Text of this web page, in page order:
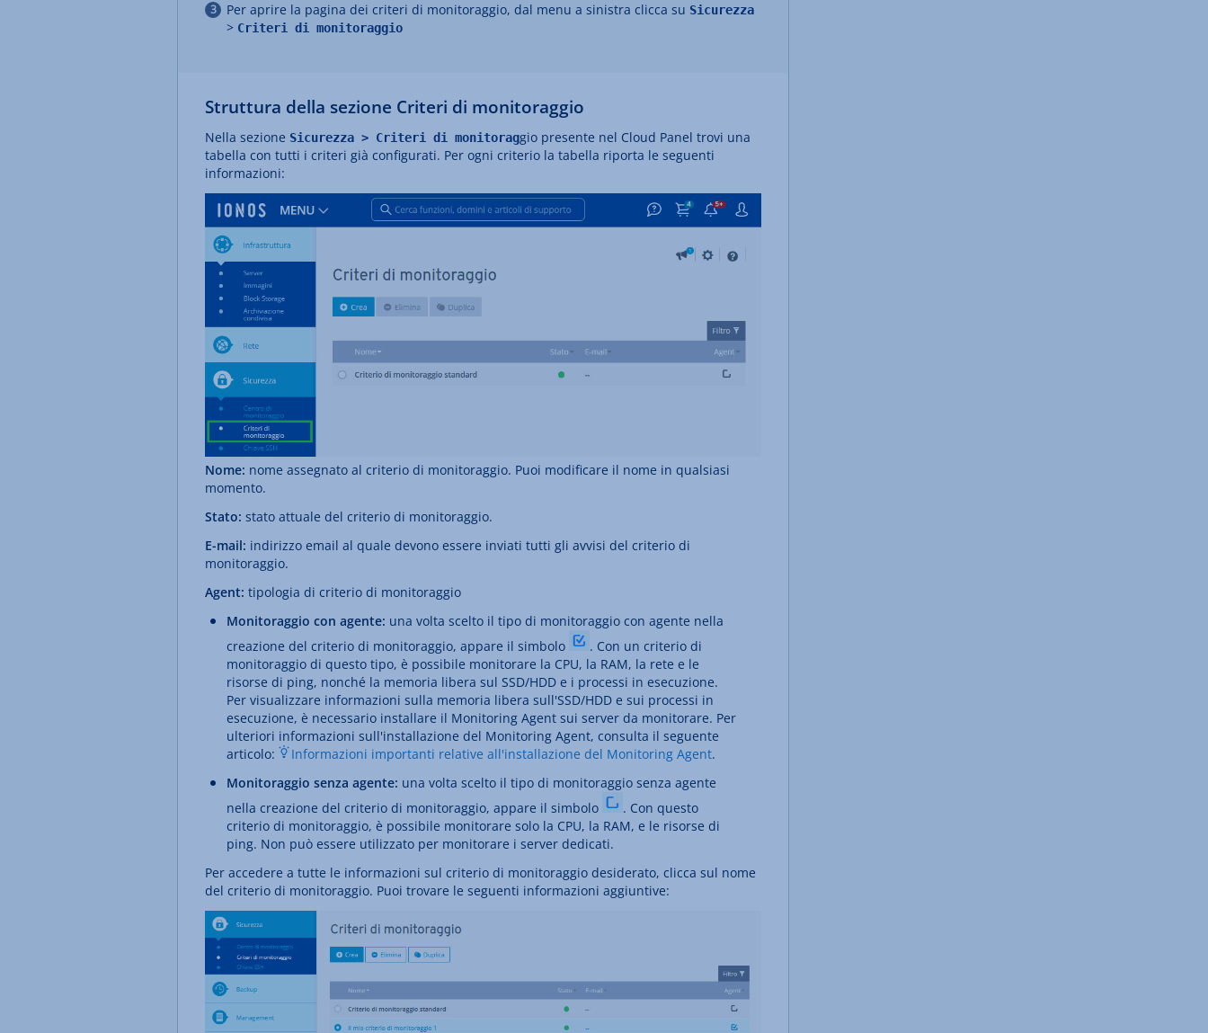
Per aprire la pagina dei criteri di monitoraggio, dal menu a sinistra clicca su Sicurezza
> Criteri di monitoraggio
Struttura della sezione Criteri di monitoraggio
Nella sezione Sicurezza > Criteri di monitoraggio presente nel Cloud Panel trovi una
tabella con tutti i criteri già configurati. Per ogni criterio la tabella riporta le seguenti
informazioni:
Nome: nome assegnato al criterio di monitoraggio. Puoi modificare il nome in qualsiasi
momento.
Stato: stato attuale del criterio di monitoraggio.
E-mail: indirizzo email al quale devono essere inviati tutti gli avvisi del criterio di
monitoraggio.
Agent: tipologia di criterio di monitoraggio
Monitoraggio con agente: una volta scelto il tipo di monitoraggio con agente nella
creazione del criterio di monitoraggio, appare il simbolo
. Con un criterio di
monitoraggio di questo tipo, è possibile monitorare la CPU, la RAM, la rete e le
risorse di ping, nonché la memoria libera sul SSD/HDD e i processi in esecuzione.
Per visualizzare informazioni sulla memoria libera sull'SSD/HDD e sui processi in
esecuzione, è necessario installare il Monitoring Agent sui server da monitorare. Per
ulteriori informazioni sull'installazione del Monitoring Agent, consulta il seguente
articolo:
Informazioni importanti relative all'installazione del Monitoring Agent.
Monitoraggio senza agente: una volta scelto il tipo di monitoraggio senza agente
nella creazione del criterio di monitoraggio, appare il simbolo
. Con questo
criterio di monitoraggio, è possibile monitorare solo la CPU, la RAM, e le risorse di
ping. Non può essere utilizzato per monitorare i server dedicati.
Per accedere a tutte le informazioni sul criterio di monitoraggio desiderato, clicca sul nome
del criterio di monitoraggio. Puoi trovare le seguenti informazioni aggiuntive: